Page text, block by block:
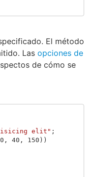
El método
Las opciones de
de cómo se
elit" ;
, 40 , 150 ))